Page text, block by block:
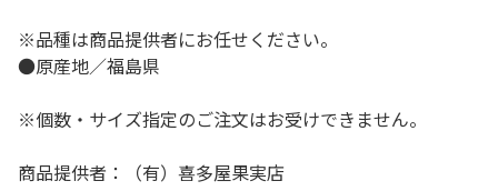
※品種は商品提供者にお任せください。
●原産地／福島県
※個数・サイズ指定のご注文はお受けできません。
商品提供者：（有）喜多屋果実店